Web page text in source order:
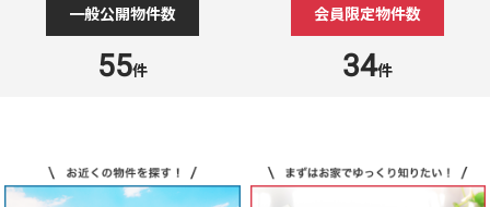
一般公開物件数
55件
会員限定物件数
34件